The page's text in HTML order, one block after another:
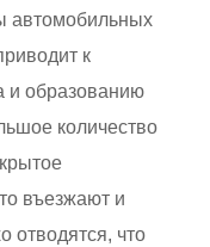
автомобильных
к
и образованию
количество
въезжают и
отводятся, что